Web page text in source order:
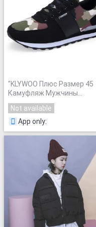
"KLYWOO Плюс Размер 45
Камуфляж Мужчины
Повседневная Обувь Мода
Осень Мужчины Тренеры
Дышащий Квартиры
Zapatillas Hombre
Not available
App only: